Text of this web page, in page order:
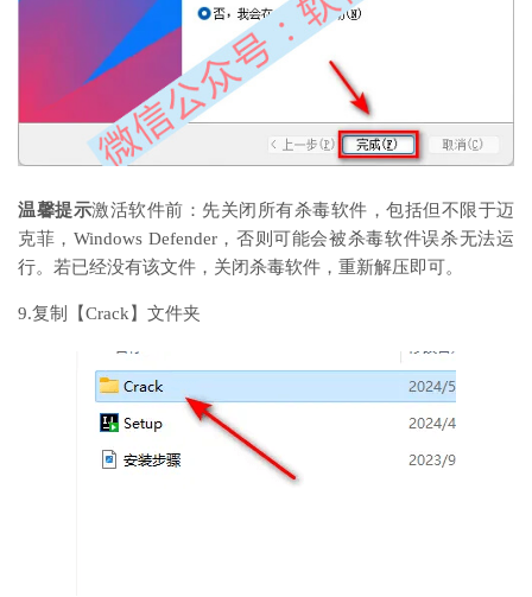
温馨提示激活软件前：先关闭所有杀毒软件，包括但不限于迈
克菲，Windows Defender，否则可能会被杀毒软件误杀无法运
行。若已经没有该文件，关闭杀毒软件，重新解压即可。
9.复制【Crack】文件夹